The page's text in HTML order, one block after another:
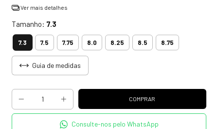
Ver mais detalhes
Tamanho: 7.3
7.3 7.5 7.75 8.0 8.25 8.5 8.75
Guia de medidas
Consulte-nos pelo WhatsApp